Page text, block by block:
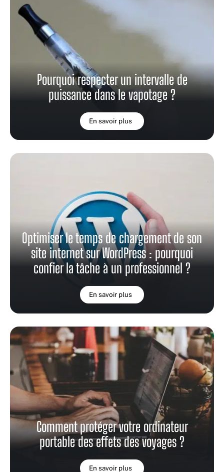
Pourquoi respecter un intervalle de
puissance dans le vapotage ?
En savoir plus
Optimiser le temps de chargement de son
site internet sur WordPress : pourquoi
confier la tâche à un professionnel ?
En savoir plus
Comment protéger votre ordinateur
portable des effets des voyages ?
En savoir plus